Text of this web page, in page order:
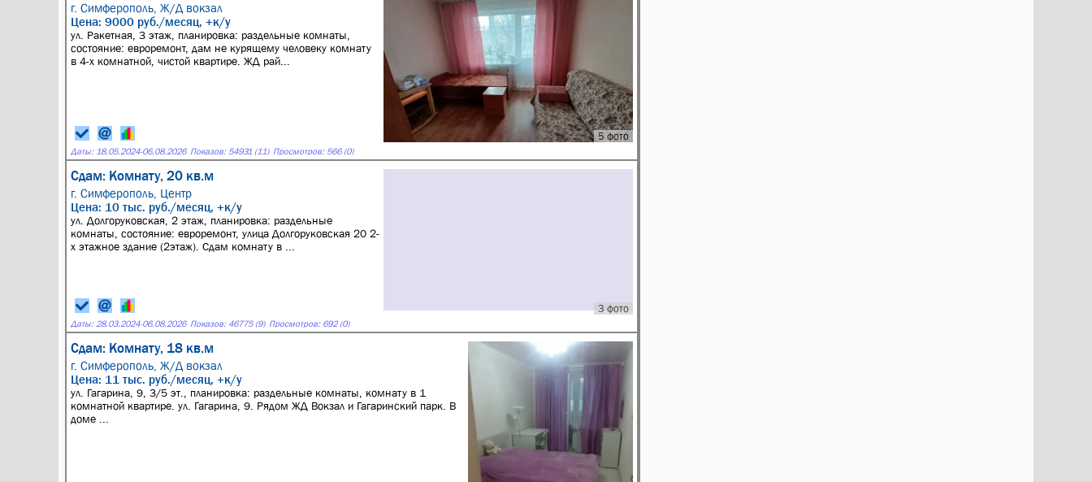
г. Симферополь, Ж/Д вокзал
5 фото
Цена: 9000 руб./месяц, +к/у
ул. Ракетная, 3 этаж, планировка: раздельные комнаты,
состояние: евроремонт, дам не курящему человеку комнату
в 4-х комнатной, чистой квартире. ЖД рай...
Даты: 18.05.2024-06.08.2026 Показов: 54931 (11) Просмотров: 566 (0)
Сдам: Комнату, 20 кв.м
г. Симферополь, Центр
3 фото
Цена: 10 тыс. руб./месяц, +к/у
ул. Долгоруковская, 2 этаж, планировка: раздельные
комнаты, состояние: евроремонт, улица Долгоруковская 20 2-
х этажное здание (2этаж). Сдам комнату в ...
Даты: 28.03.2024-06.08.2026 Показов: 46775 (9) Просмотров: 692 (0)
Сдам: Комнату, 18 кв.м
г. Симферополь, Ж/Д вокзал
Цена: 11 тыс. руб./месяц, +к/у
ул. Гагарина, 9, 3/5 эт., планировка: раздельные комнаты, комнату в 1
комнатной квартире. ул. Гагарина, 9. Рядом ЖД Вокзал и Гагаринский парк. В
доме ...